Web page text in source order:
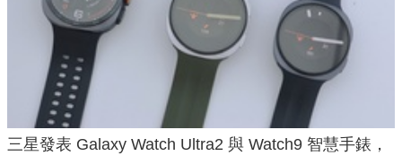
三星發表 Galaxy Watch Ultra2 與 Watch9 智慧手錶，